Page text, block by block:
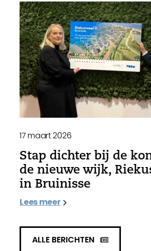
17 maart 2026
Stap dichter bij de
de nieuwe wijk,
in Bruinisse
Lees meer
ALLE BERICHTEN